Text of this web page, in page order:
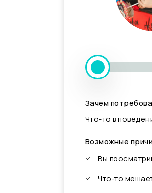
Зачем
Что-то в
Возможные
Вы
Что-то